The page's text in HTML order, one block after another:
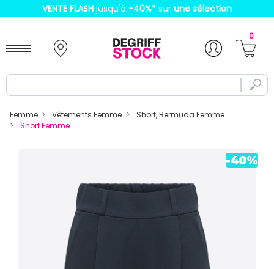
VENTE FLASH jusqu'à -40%* sur une sélection
0
Femme Vêtements Femme
Short, Bermuda Femme
Short Femme